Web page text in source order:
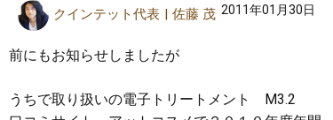
クインテット代表 佐藤 茂 2011年01月30日
前にもお知らせしましたが
うちで取り扱いの電子トリートメント M3.2